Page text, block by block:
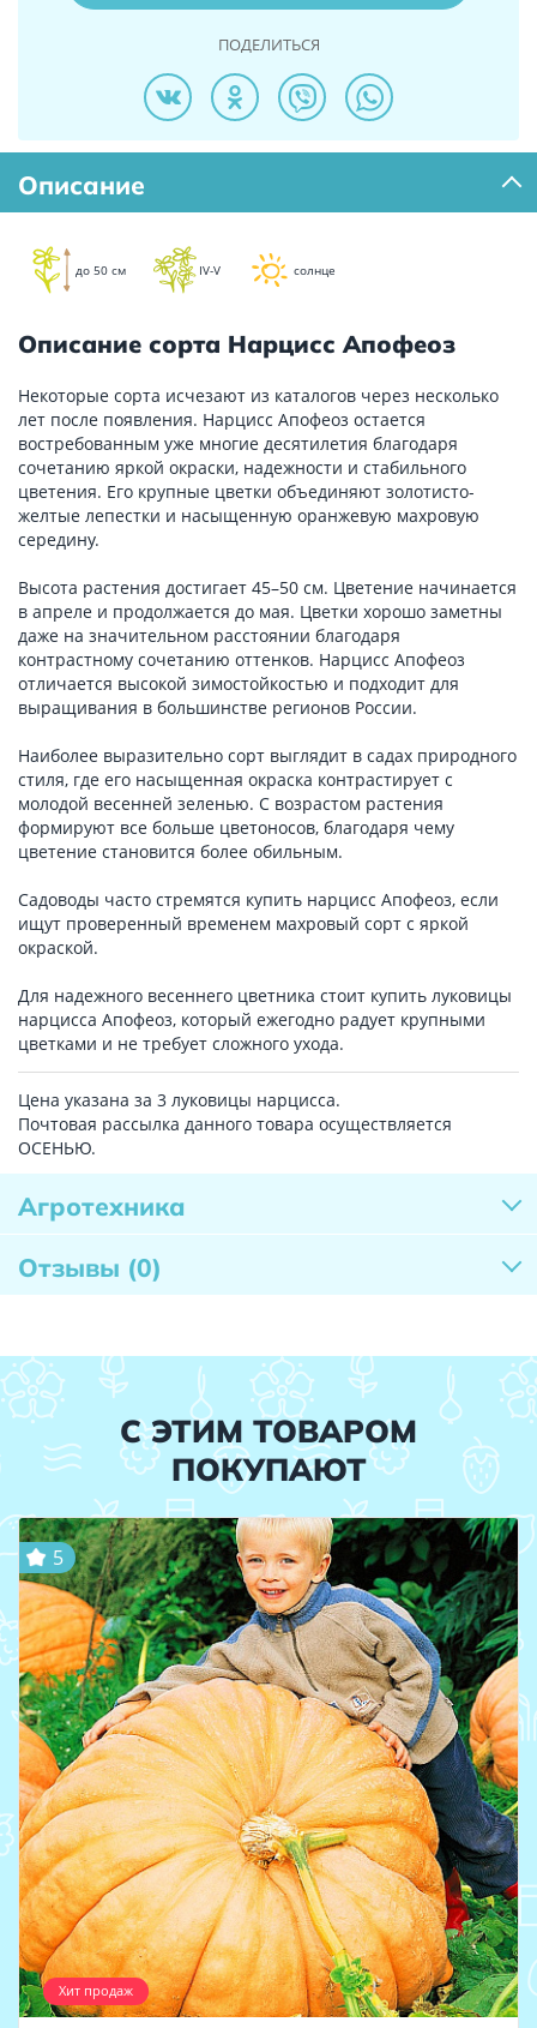
ПОДЕЛИТЬСЯ
Описание
до 50 см IV-V солнце
Описание сорта Нарцисс Апофеоз
Некоторые сорта исчезают из каталогов через несколько
лет после появления. Нарцисс Апофеоз остается
востребованным уже многие десятилетия благодаря
сочетанию яркой окраски, надежности и стабильного
цветения. Его крупные цветки объединяют золотисто-
желтые лепестки и насыщенную оранжевую махровую
середину.
Высота растения достигает 45–50 см. Цветение начинается
в апреле и продолжается до мая. Цветки хорошо заметны
даже на значительном расстоянии благодаря
контрастному сочетанию оттенков. Нарцисс Апофеоз
отличается высокой зимостойкостью и подходит для
выращивания в большинстве регионов России.
Наиболее выразительно сорт выглядит в садах природного
стиля, где его насыщенная окраска контрастирует с
молодой весенней зеленью. С возрастом растения
формируют все больше цветоносов, благодаря чему
цветение становится более обильным.
Садоводы часто стремятся купить нарцисс Апофеоз, если
ищут проверенный временем махровый сорт с яркой
окраской.
Для надежного весеннего цветника стоит купить луковицы
нарцисса Апофеоз, который ежегодно радует крупными
цветками и не требует сложного ухода.
Цена указана за 3 луковицы нарцисса.
Почтовая рассылка данного товара осуществляется
ОСЕНЬЮ.
Агротехника
Отзывы (0)
С ЭТИМ ТОВАРОМ
ПОКУПАЮТ
Хит продаж
5